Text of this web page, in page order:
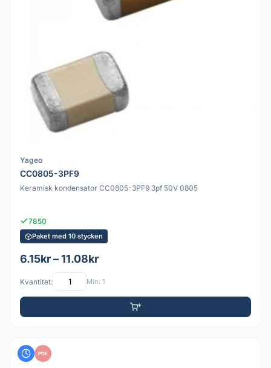
Yageo
CC0805-3PF9
Keramisk kondensator CC0805-3PF9 3pf 50V 0805
7850
Paket med 10 stycken
6.15kr – 11.08kr
Kvantitet: Min: 1
PDF